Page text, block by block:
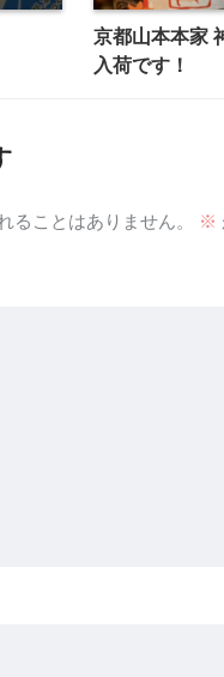
京都山本本家
入荷です！
ることはありません。 ※